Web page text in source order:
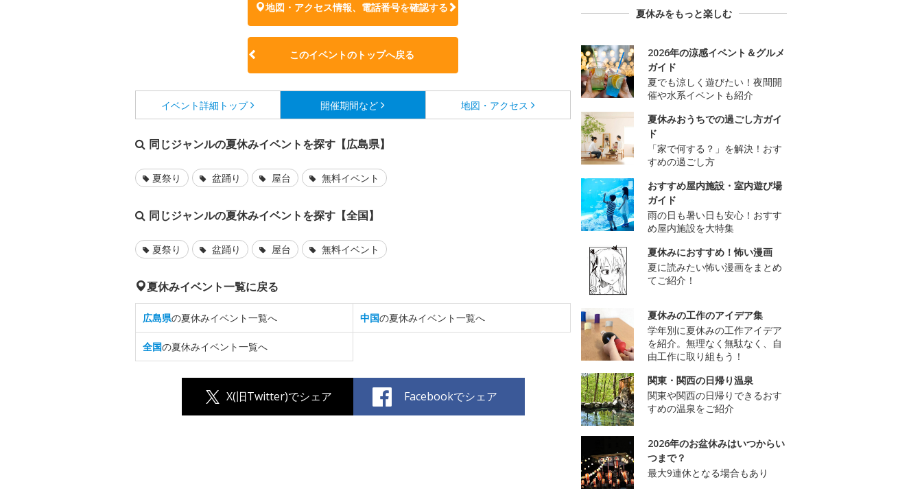
地図・アクセス情報、電話番号を確認する
このイベントのトップへ戻る
イベント詳細 トップ 開催期間など 地図・アクセス
同じジャンルの夏休みイベントを探す【広島県】
夏祭り 盆踊り 屋台 無料イベント
同じジャンルの夏休みイベントを探す【全国】
夏祭り 盆踊り 屋台 無料イベント
夏休みイベント一覧に戻る
広島県の夏休みイベント一覧へ 中国の夏休みイベント一覧へ
全国の夏休みイベント一覧へ
X(旧Twitter)でシェア Facebookでシェア
夏休みをもっと楽しむ
2026年の涼感イベント＆グルメ
ガイド
夏でも涼しく遊びたい！夜間開
催や水系イベントも紹介
夏休みおうちでの過ごし方ガイ
ド
「家で何する？」を解決！おす
すめの過ごし方
おすすめ屋内施設・室内遊び場
ガイド
雨の日も暑い日も安心！おすす
め屋内施設を大特集
夏休みにおすすめ！怖い漫画
夏に読みたい怖い漫画をまとめ
てご紹介！
夏休みの工作のアイデア集
学年別に夏休みの工作アイデア
を紹介。無理なく無駄なく、自
由工作に取り組もう！
関東・関西の日帰り温泉
関東や関西の日帰りできるおす
すめの温泉をご紹介
2026年のお盆休みはいつからい
つまで？
最大9連休となる場合もあり